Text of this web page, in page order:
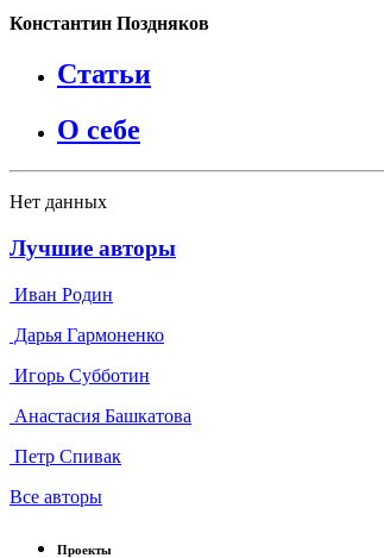
Константин Поздняков
Статьи
О себе
Нет данных
Лучшие авторы
Иван Родин
Дарья Гармоненко
Игорь Субботин
Анастасия Башкатова
Петр Спивак
Все авторы
Проекты